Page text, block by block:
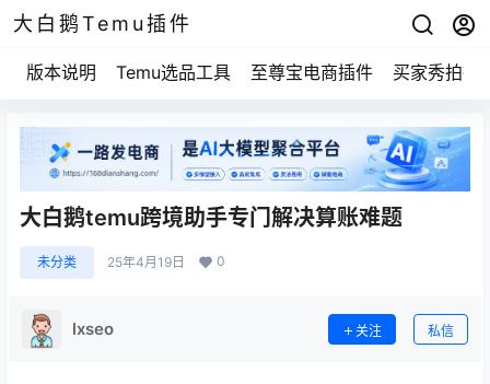
大白鹅Temu插件
版本说明 Temu选品工具 至尊宝电商插件 买家秀拍摄
大白鹅temu跨境助手专门解决算账难题
未分类 25年4月19日 0
lxseo 关注 私信